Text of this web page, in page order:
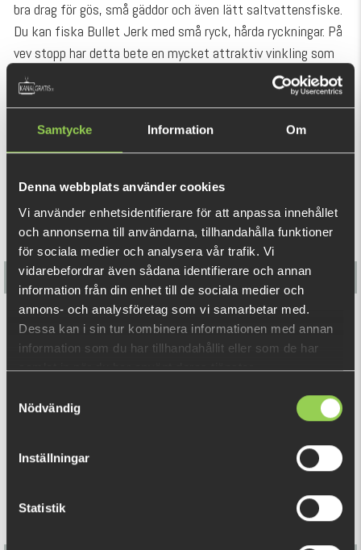
Samtycke Information Om
Denna webbplats använder cookies
Vi använder enhetsidentifierare för att anpassa innehållet
och annonserna till användarna, tillhandahålla funktioner
för sociala medier och analysera vår trafik. Vi
vidarebefordrar även sådana identifierare och annan
information från din enhet till de sociala medier och
annons- och analysföretag som vi samarbetar med.
Dessa kan i sin tur kombinera informationen med annan
information som du har tillhandahållit eller som de har
samlat in när du har använt deras tjänster.
Nödvändig
Inställningar
Statistik
bra drag för gös, små gäddor och även lätt saltvattensfiske.
Du kan fiska Bullet Jerk med små ryck, hårda ryckningar. På
vev stopp har detta bete en mycket attraktiv vinkling som
kommer att trigga även den mest trötta fisken.
5cm, 3,7gr0,4-0,6m simdjup
REKOMMENDERADE PRODUKTER
Berkley DEX Chatterbait TG 11g
159 kr